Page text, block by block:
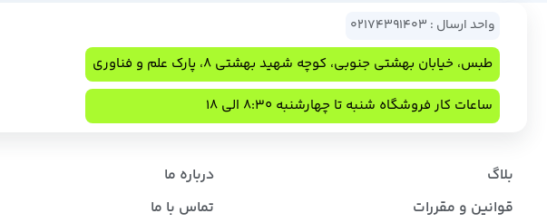
واحد ارسال : 02174391403
طبس، خیابان بهشتی جنوبی، کوچه شهید بهشتی 8، پارک علم و فناوری
ساعات کار فروشگاه شنبه تا چهارشنبه 8:30 الی 18
بلاگ
درباره ما
قوانین و مقررات
تماس با ما